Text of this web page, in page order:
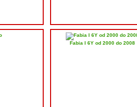
Fabia I 6Y od 2000 do 2008